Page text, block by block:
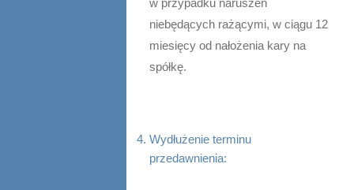
niebędących rażącymi, w ciągu 12
miesięcy od nałożenia kary na
spółkę.
Wydłużenie terminu
przedawnienia: